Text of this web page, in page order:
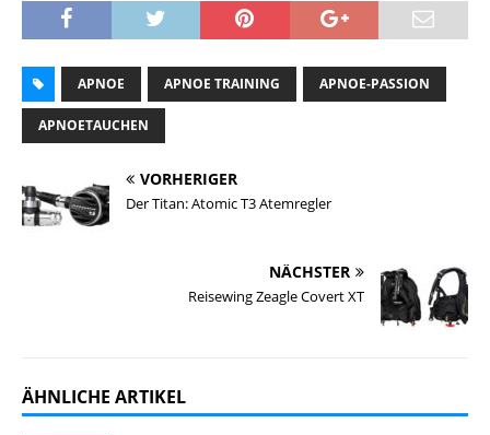
APNOE APNOE TRAINING APNOE-PASSION
APNOETAUCHEN
VORHERIGER
Der Titan: Atomic T3 Atemregler
NÄCHSTER
Reisewing Zeagle Covert XT
ÄHNLICHE ARTIKEL